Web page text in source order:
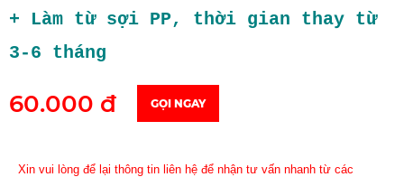
+ Làm từ sợi PP, thời gian thay từ
3-6 tháng
60.000 đ GỌI NGAY
Xin vui lòng để lại thông tin liên hệ để nhận tư vấn nhanh từ các